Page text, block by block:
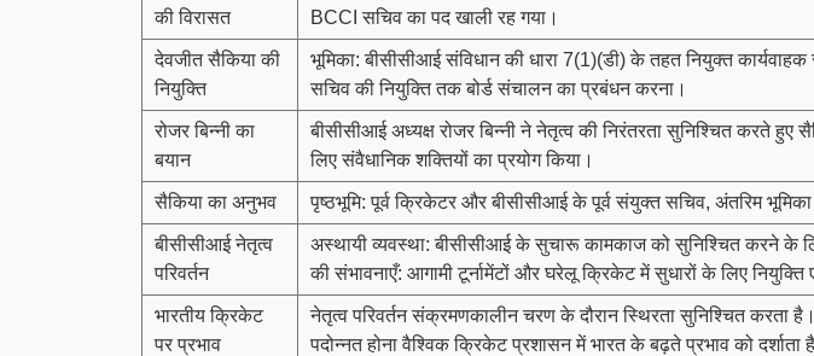
की विरासत
BCCI सचिव का पद खाली रह गया।
देवजीत सैकिया की
नियुक्ति
भूमिका: बीसीसीआई संविधान की धारा 7(1)(डी) के तहत नियुक्त कार्यवाहक
सचिव की नियुक्ति तक बोर्ड संचालन का प्रबंधन करना।
रोजर बिन्नी का
बयान
बीसीसीआई अध्यक्ष रोजर बिन्नी ने नेतृत्व की निरंतरता सुनिश्चित करते
लिए संवैधानिक शक्तियों का प्रयोग किया।
सैकिया का अनुभव पृष्ठभूमि: पूर्व क्रिकेटर और बीसीसीआई के पूर्व संयुक्त सचिव, अंतरिम
बीसीसीआई नेतृत्व
परिवर्तन
अस्थायी व्यवस्था: बीसीसीआई के सुचारू कामकाज को सुनिश्चित करने के
की संभावनाएँ: आगामी टूर्नामेंटों और घरेलू क्रिकेट में सुधारों के लिए नियुक्ति
भारतीय क्रिकेट
पर प्रभाव
नेतृत्व परिवर्तन संक्रमणकालीन चरण के दौरान स्थिरता सुनिश्चित करता
पदोन्नत होना वैश्विक क्रिकेट प्रशासन में भारत के बढ़ते प्रभाव को दर्शाता